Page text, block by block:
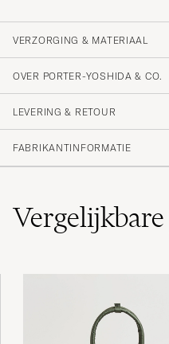
VERZORGING & MATERIAAL
OVER PORTER-YOSHIDA & CO.
LEVERING & RETOUR
FABRIKANTINFORMATIE
Vergelijkbare